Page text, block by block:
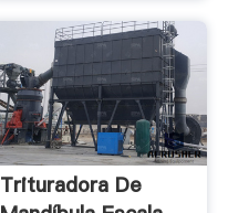
Trituradora De